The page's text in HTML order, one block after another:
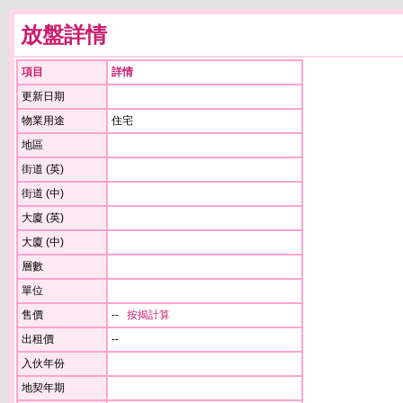
放盤詳情
項目
詳情
更新日期
物業用途
住宅
地區
街道 (英)
街道 (中)
大廈 (英)
大廈 (中)
層數
單位
售價
-- 按揭計算
出租價
--
入伙年份
地契年期